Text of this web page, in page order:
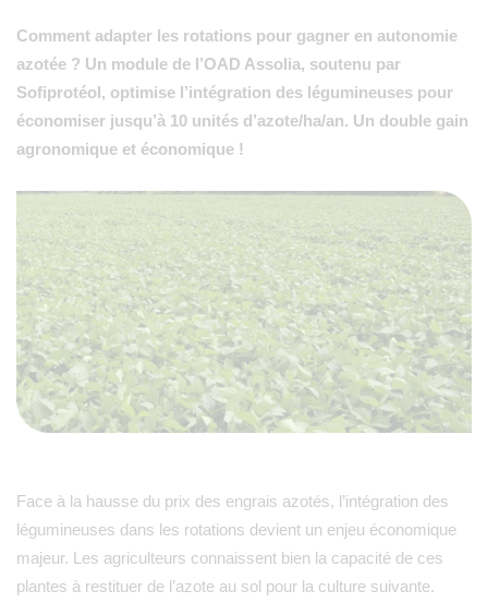
Comment adapter les rotations pour gagner en autonomie
azotée ? Un module de l’OAD Assolia, soutenu par
Sofiprotéol, optimise l’intégration des légumineuses pour
économiser jusqu’à 10 unités d’azote/ha/an. Un double gain
agronomique et économique !
Face à la hausse du prix des engrais azotés, l’intégration des
légumineuses dans les rotations devient un enjeu économique
majeur. Les agriculteurs connaissent bien la capacité de ces
plantes à restituer de l’azote au sol pour la culture suivante.